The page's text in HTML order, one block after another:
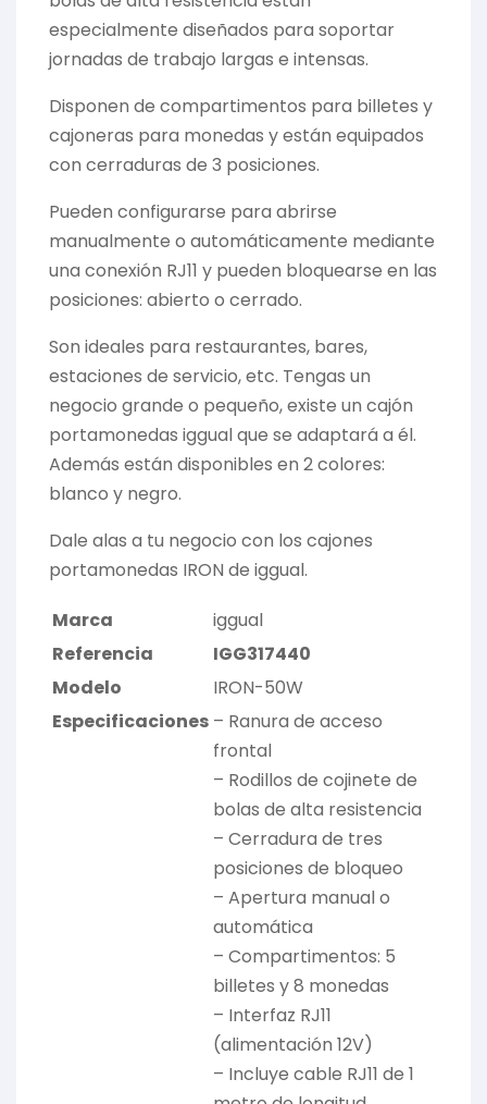
especialmente diseñados para soportar
jornadas de trabajo largas e intensas.
Disponen de compartimentos para billetes y
cajoneras para monedas y están equipados
con cerraduras de 3 posiciones.
Pueden configurarse para abrirse
manualmente o automáticamente mediante
una conexión RJ11 y pueden bloquearse en las
posiciones: abierto o cerrado.
Son ideales para restaurantes, bares,
estaciones de servicio, etc. Tengas un
negocio grande o pequeño, existe un cajón
portamonedas iggual que se adaptará a él.
Además están disponibles en 2 colores:
blanco y negro.
Dale alas a tu negocio con los cajones
portamonedas IRON de iggual.
Marca
iggual
Referencia
IGG317440
Modelo
IRON-50W
Especificaciones – Ranura de acceso
frontal
– Rodillos de cojinete de
bolas de alta resistencia
– Cerradura de tres
posiciones de bloqueo
– Apertura manual o
automática
– Compartimentos: 5
billetes y 8 monedas
– Interfaz RJ11
(alimentación 12V)
– Incluye cable RJ11 de 1